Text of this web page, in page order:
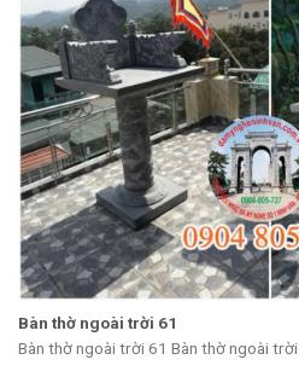
Bàn thờ ngoài trời 61
Bàn thờ ngoài trời 61 Bàn thờ ngoài trời